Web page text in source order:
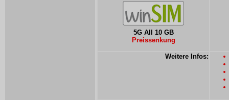
5G All 10 GB
Preissenkung
Weitere Infos: